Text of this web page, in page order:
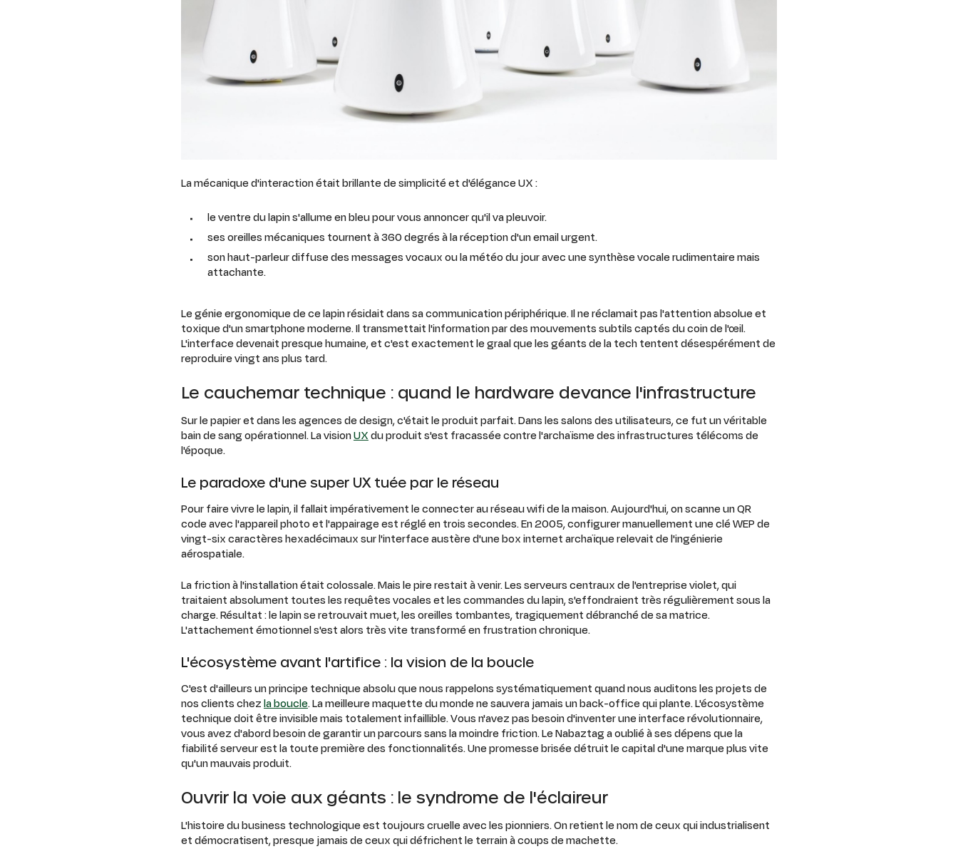
La mécanique d'interaction était brillante de simplicité et d'élégance UX :
le ventre du lapin s'allume en bleu pour vous annoncer qu'il va pleuvoir.
ses oreilles mécaniques tournent à 360 degrés à la réception d'un email urgent.
son haut-parleur diffuse des messages vocaux ou la météo du jour avec une synthèse vocale rudimentaire mais
attachante.
Le génie ergonomique de ce lapin résidait dans sa communication périphérique. Il ne réclamait pas l'attention absolue et
toxique d'un smartphone moderne. Il transmettait l'information par des mouvements subtils captés du coin de l'œil.
L'interface devenait presque humaine, et c'est exactement le graal que les géants de la tech tentent désespérément de
reproduire vingt ans plus tard.
Le cauchemar technique : quand le hardware devance l'infrastructure
Sur le papier et dans les agences de design, c'était le produit parfait. Dans les salons des utilisateurs, ce fut un véritable
bain de sang opérationnel. La visionUXdu produit s'est fracassée contre l'archaïsme des infrastructures télécoms de
l'époque.
Le paradoxe d'une super UX tuée par le réseau
Pour faire vivre le lapin, il fallait impérativement le connecter au réseau wifi de la maison. Aujourd'hui, on scanne un QR
code avec l'appareil photo et l'appairage est réglé en trois secondes. En 2005, configurer manuellement une clé WEP de
vingt-six caractères hexadécimaux sur l'interface austère d'une box internet archaïque relevait de l'ingénierie
aérospatiale.
La friction à l'installation était colossale. Mais le pire restait à venir. Les serveurs centraux de l'entreprise violet, qui
traitaient absolument toutes les requêtes vocales et les commandes du lapin, s'effondraient très régulièrement sous la
charge. Résultat : le lapin se retrouvait muet, les oreilles tombantes, tragiquement débranché de sa matrice.
L'attachement émotionnel s'est alors très vite transformé en frustration chronique.
L'écosystème avant l'artifice : la vision de la boucle
C'est d'ailleurs un principe technique absolu que nous rappelons systématiquement quand nous auditons les projets de
nos clients chezla boucle. La meilleure maquette du monde ne sauvera jamais un back-office qui plante. L'écosystème
technique doit être invisible mais totalement infaillible. Vous n'avez pas besoin d'inventer une interface révolutionnaire,
vous avez d'abord besoin de garantir un parcours sans la moindre friction. Le Nabaztag a oublié à ses dépens que la
fiabilité serveur est la toute première des fonctionnalités. Une promesse brisée détruit le capital d'une marque plus vite
qu'un mauvais produit.
Ouvrir la voie aux géants : le syndrome de l'éclaireur
L'histoire du business technologique est toujours cruelle avec les pionniers. On retient le nom de ceux qui industrialisent
et démocratisent, presque jamais de ceux qui défrichent le terrain à coups de machette.